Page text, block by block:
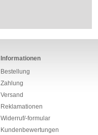
Informationen
Bestellung
Zahlung
Versand
Reklamationen
Widerruf/-formular
Kundenbewertungen